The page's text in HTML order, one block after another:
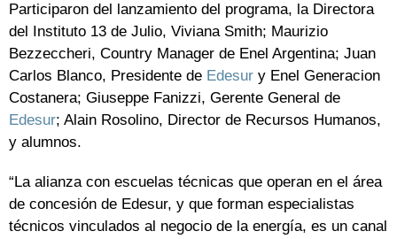
Participaron del lanzamiento del programa, la Directora
del Instituto 13 de Julio, Viviana Smith; Maurizio
Bezzeccheri, Country Manager de Enel Argentina; Juan
Carlos Blanco, Presidente de Edesur y Enel Generacion
Costanera; Giuseppe Fanizzi, Gerente General de
Edesur; Alain Rosolino, Director de Recursos Humanos,
y alumnos.
“La alianza con escuelas técnicas que operan en el área
de concesión de Edesur, y que forman especialistas
técnicos vinculados al negocio de la energía, es un canal